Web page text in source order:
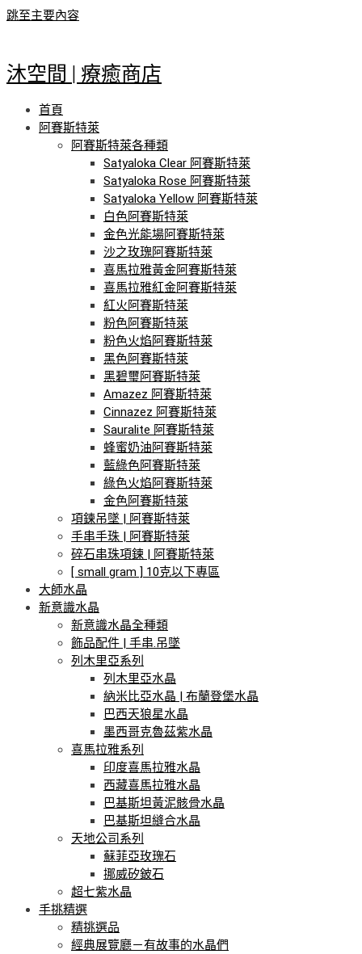
跳至主要內容
沐空間 | 療癒商店
首頁
阿賽斯特萊
阿賽斯特萊各種類
Satyaloka Clear 阿賽斯特萊
Satyaloka Rose 阿賽斯特萊
Satyaloka Yellow 阿賽斯特萊
白色阿賽斯特萊
金色光能場阿賽斯特萊
沙之玫瑰阿賽斯特萊
喜馬拉雅黃金阿賽斯特萊
喜馬拉雅紅金阿賽斯特萊
紅火阿賽斯特萊
粉色阿賽斯特萊
粉色火焰阿賽斯特萊
黑色阿賽斯特萊
黑碧璽阿賽斯特萊
Amazez 阿賽斯特萊
Cinnazez 阿賽斯特萊
Sauralite 阿賽斯特萊
蜂蜜奶油阿賽斯特萊
藍綠色阿賽斯特萊
綠色火焰阿賽斯特萊
金色阿賽斯特萊
項鍊吊墜 | 阿賽斯特萊
手串手珠 | 阿賽斯特萊
碎石串珠項鍊 | 阿賽斯特萊
[ small gram ] 10克以下專區
大師水晶
新意識水晶
新意識水晶全種類
飾品配件 | 手串.吊墜
列木里亞系列
列木里亞水晶
納米比亞水晶 | 布蘭登堡水晶
巴西天狼星水晶
墨西哥克魯茲紫水晶
喜馬拉雅系列
印度喜馬拉雅水晶
西藏喜馬拉雅水晶
巴基斯坦黃泥骸骨水晶
巴基斯坦縫合水晶
天地公司系列
蘇菲亞玫瑰石
挪威矽鈹石
超七紫水晶
手挑精選
精挑選品
經典展覽廳－有故事的水晶們